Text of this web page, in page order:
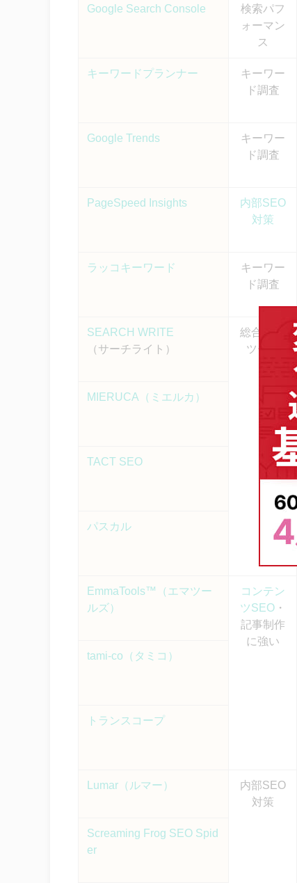
競合分析に強いSEOツール
SEOツールでできることって？
SEOツールの選び方
使用目的にあった種類を選ぶ
サポートの手厚さはどうか？
見落としがちな比較ポイント
Google Search Console
検索パフ
ォーマン
ス
キーワードプランナー
キーワー
ド調査
Google Trends
キーワー
ド調査
PageSpeed Insights
内部SEO
対策
ラッコキーワード
キーワー
ド調査
SEARCH WRITE
（サーチライト）
総合SEO
ツール
MIERUCA（ミエルカ）
TACT SEO
パスカル
EmmaTools™（エマツー
ルズ）
コンテン
ツSEO・
記事制作
に強い
tami-co（タミコ）
トランスコープ
Lumar（ルマー）
内部SEO
対策
Screaming Frog SEO Spid
er